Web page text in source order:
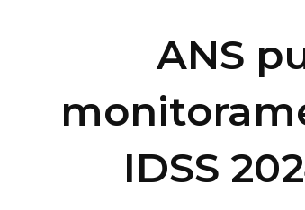
ANS
IDSS